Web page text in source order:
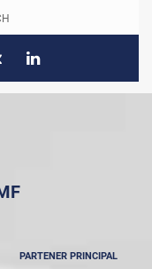
PARTENER PRINCIPAL